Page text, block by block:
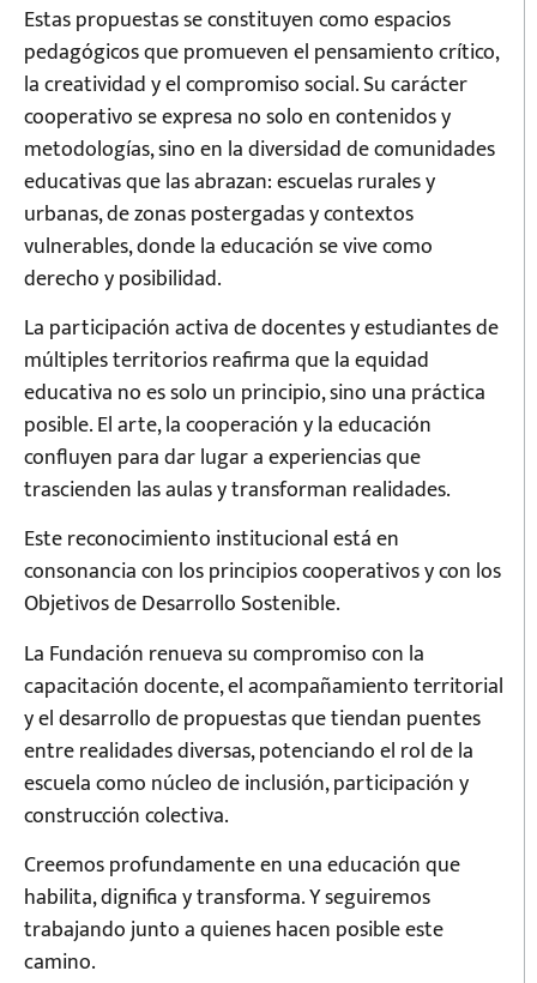
Estas propuestas se constituyen como espacios
pedagógicos que promueven el pensamiento crítico,
la creatividad y el compromiso social. Su carácter
cooperativo se expresa no solo en contenidos y
metodologías, sino en la diversidad de comunidades
educativas que las abrazan: escuelas rurales y
urbanas, de zonas postergadas y contextos
vulnerables, donde la educación se vive como
derecho y posibilidad.
La participación activa de docentes y estudiantes de
múltiples territorios reafirma que la equidad
educativa no es solo un principio, sino una práctica
posible. El arte, la cooperación y la educación
confluyen para dar lugar a experiencias que
trascienden las aulas y transforman realidades.
Este reconocimiento institucional está en
consonancia con los principios cooperativos y con los
Objetivos de Desarrollo Sostenible.
La Fundación renueva su compromiso con la
capacitación docente, el acompañamiento territorial
y el desarrollo de propuestas que tiendan puentes
entre realidades diversas, potenciando el rol de la
escuela como núcleo de inclusión, participación y
construcción colectiva.
Creemos profundamente en una educación que
habilita, dignifica y transforma. Y seguiremos
trabajando junto a quienes hacen posible este
camino.